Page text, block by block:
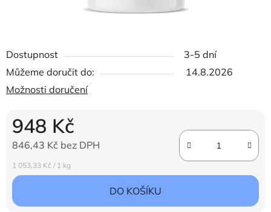
Dostupnost
3-5 dní
Můžeme doručit do:
14.8.2026
Možnosti doručení
948 Kč
846,43 Kč bez DPH
Měrná cena:
1 053,33 Kč / 1 kg
DO KOŠÍKU